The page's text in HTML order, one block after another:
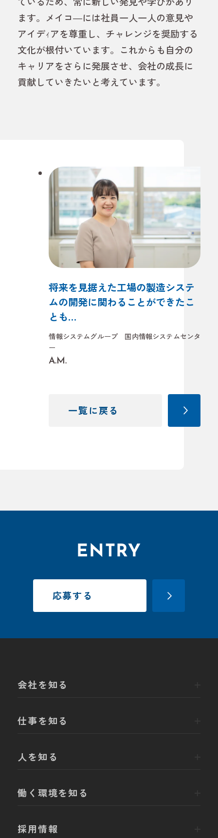
ます。メイコ―には社員一人一人の意見や
アイデｨアを尊重し、チャレンジを奨励する
文化が根付いています。これからも自分の
キャリアをさらに発展させ、会社の成長に
貢献していきたいと考えています。
将来を見据えた工場の製造システ
ムの開発に関わることができたこ
とも…
情報システムグループ 国内情報システムセンタ
ー
A.M.
一覧に戻る
ENTRY
応募する
会社を知る
仕事を知る
人を知る
働く環境を知る
採用情報